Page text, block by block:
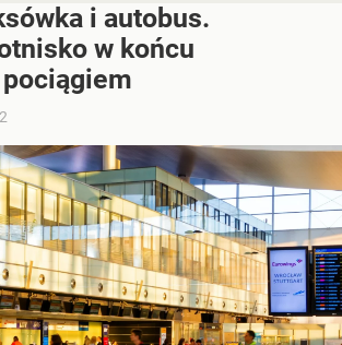
i autobus.
w końcu